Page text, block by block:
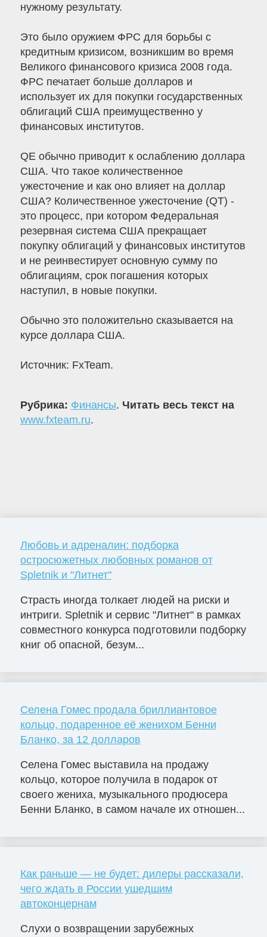
нужному результату.
Это было оружием ФРС для борьбы с
кредитным кризисом, возникшим во время
Великого финансового кризиса 2008 года.
ФРС печатает больше долларов и
использует их для покупки государственных
облигаций США преимущественно у
финансовых институтов.
QE обычно приводит к ослаблению доллара
США. Что такое количественное
ужесточение и как оно влияет на доллар
США? Количественное ужесточение (QT) -
это процесс, при котором Федеральная
резервная система США прекращает
покупку облигаций у финансовых институтов
и не реинвестирует основную сумму по
облигациям, срок погашения которых
наступил, в новые покупки.
Обычно это положительно сказывается на
курсе доллара США.
Источник: FxTeam.
Рубрика: Финансы. Читать весь текст на
www.fxteam.ru.
Любовь и адреналин: подборка
остросюжетных любовных романов от
Spletnik и "Литнет"
Страсть иногда толкает людей на риски и
интриги. Spletnik и сервис "Литнет" в рамках
совместного конкурса подготовили подборку
книг об опасной, безум...
Селена Гомес продала бриллиантовое
кольцо, подаренное её женихом Бенни
Бланко, за 12 долларов
Селена Гомес выставила на продажу
кольцо, которое получила в подарок от
своего жениха, музыкального продюсера
Бенни Бланко, в самом начале их отношен...
Как раньше — не будет: дилеры рассказали,
чего ждать в России ушедшим
автоконцернам
Слухи о возвращении зарубежных